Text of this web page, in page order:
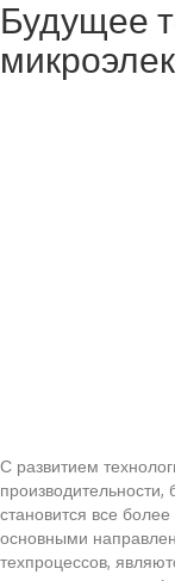
Будущее
С развитием
становится все
основными
техпроцессов,